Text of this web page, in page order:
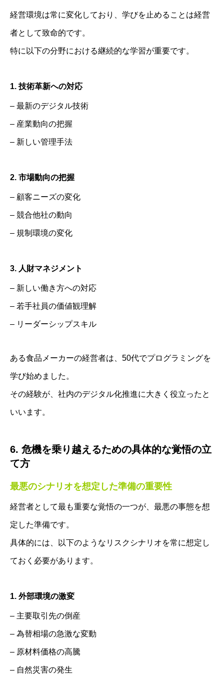
経営環境は常に変化しており、学びを止めることは経営
者として致命的です。
特に以下の分野における継続的な学習が重要です。
1. 技術革新への対応
– 最新のデジタル技術
– 産業動向の把握
– 新しい管理手法
2. 市場動向の把握
– 顧客ニーズの変化
– 競合他社の動向
– 規制環境の変化
3. 人財マネジメント
– 新しい働き方への対応
– 若手社員の価値観理解
– リーダーシップスキル
ある食品メーカーの経営者は、50代でプログラミングを
学び始めました。
その経験が、社内のデジタル化推進に大きく役立ったと
いいます。
6. 危機を乗り越えるための具体的な覚悟の立
て方
最悪のシナリオを想定した準備の重要性
経営者として最も重要な覚悟の一つが、最悪の事態を想
定した準備です。
具体的には、以下のようなリスクシナリオを常に想定し
ておく必要があります。
1. 外部環境の激変
– 主要取引先の倒産
– 為替相場の急激な変動
– 原材料価格の高騰
– 自然災害の発生